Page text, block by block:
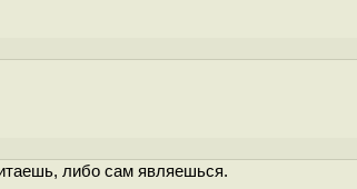
либо сам являешься.